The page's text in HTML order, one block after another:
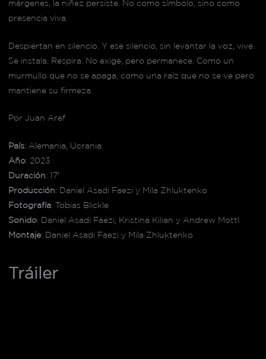
márgenes, la niñez persiste. No como símbolo, sino como
presencia viva.
Despiertan en silencio. Y ese silencio, sin levantar la voz, vive.
Se instala. Respira. No exige, pero permanece. Como un
murmullo que no se apaga, como una raíz que no se ve pero
mantiene su firmeza.
Por Juan Aref
País: Alemania, Ucrania
Año: 2023
Duración: 17′
Producción: Daniel Asadi Faezi y Mila Zhluktenko
Fotografía: Tobias Blickle
Sonido: Daniel Asadi Faezi, Kristina Kilian y Andrew Mottl
Montaje: Daniel Asadi Faezi y Mila Zhluktenko
Tráiler